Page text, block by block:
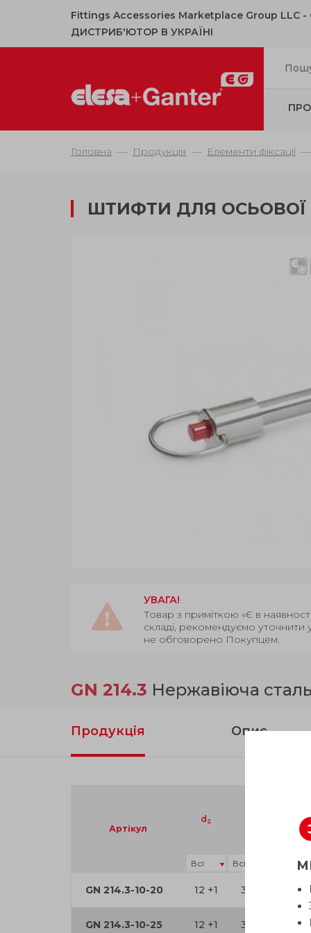
Fittings Accessories Marketplace Group LLC
ДИСТРИБ'ЮТОР В УКРАЇНІ
Головна Продукція Елементи фіксації
ШТИФТИ ДЛЯ ОСЬОВОЇ
УВАГА!
Товар з приміткою «Є в
складі, рекомендуємо
не обговорено Покупцем.
GN 214.3 Нержавіюча
Продукція Опис
Артікул
d 2
GN 214.3-10-20 12 +1 3.3
GN 214.3-10-25 12 +1 3.3